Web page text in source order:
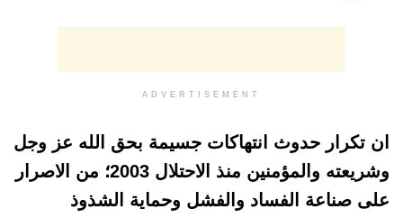
ADVERTISEMENT
ان تكرار حدوث انتهاكات جسيمة بحق الله عز وجل
وشريعته والمؤمنين منذ الاحتلال 2003؛ من الاصرار
على صناعة الفساد والفشل وحماية الشذوذ